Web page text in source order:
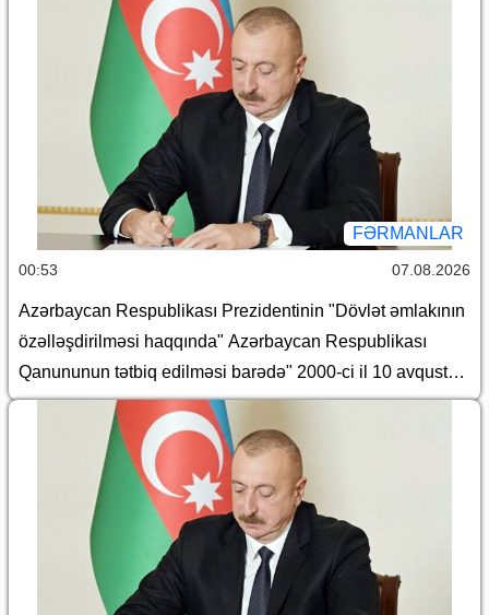
Respublikası Prezidentinin bəzi fərmanlarında və
Sərəncamında dəyişiklik edilməsi barədə
FƏRMANLAR
00:53 07.08.2026
Azərbaycan Respublikası Prezidentinin "Dövlət əmlakının
özəlləşdirilməsi haqqında" Azərbaycan Respublikası
Qanununun tətbiq edilməsi barədə" 2000-ci il 10 avqust
tarixli 382 nömrəli, "Azərbaycan Respublikasında Dövlət
əmlakının özəlləşdirilməsinin II Dövlət Proqramı"nın təsdiq
edilməsi barədə" 2000-ci il 10 avqust tarixli 383 nömrəli,
"Yerli icra hakimiyyətləri haqqında Əsasnamə"nin təsdiq
edilməsi barədə" 2012-ci il 6 iyun tarixli 648 nömrəli,
"Dövlətə məxsus olan hüquqi şəxslərin daxili və xarici
borcalması Qaydası"nın təsdiqi haqqında" 2016-cı il 28